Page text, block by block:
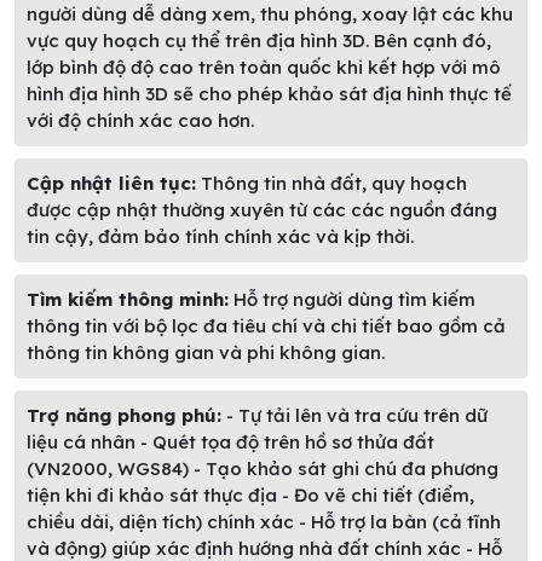
người dùng dễ dàng xem, thu phóng, xoay lật các khu
vực quy hoạch cụ thể trên địa hình 3D. Bên cạnh đó,
lớp bình độ độ cao trên toàn quốc khi kết hợp với mô
hình địa hình 3D sẽ cho phép khảo sát địa hình thực tế
với độ chính xác cao hơn.
Cập nhật liên tục: Thông tin nhà đất, quy hoạch
được cập nhật thường xuyên từ các các nguồn đáng
tin cậy, đảm bảo tính chính xác và kịp thời.
Tìm kiếm thông minh: Hỗ trợ người dùng tìm kiếm
thông tin với bộ lọc đa tiêu chí và chi tiết bao gồm cả
thông tin không gian và phi không gian.
Trợ năng phong phú: - Tự tải lên và tra cứu trên dữ
liệu cá nhân - Quét tọa độ trên hồ sơ thửa đất
(VN2000, WGS84) - Tạo khảo sát ghi chú đa phương
tiện khi đi khảo sát thực địa - Đo vẽ chi tiết (điểm,
chiều dài, diện tích) chính xác - Hỗ trợ la bàn (cả tĩnh
và động) giúp xác định hướng nhà đất chính xác - Hỗ